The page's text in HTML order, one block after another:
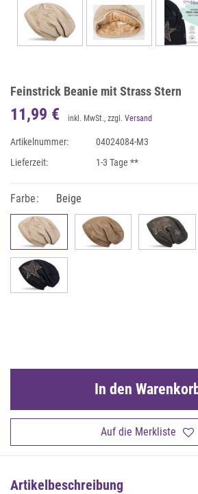
Feinstrick Beanie mit Strass Stern
11,99 € inkl. MwSt., zzgl. Versand
Artikelnummer:
04024084-M3
Lieferzeit:
1-3 Tage **
Farbe: Beige
Auf die Merkliste
In den
Artikelbeschreibung